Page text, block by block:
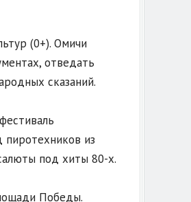
(0+). Омичи
отведать
сказаний.
из
под хиты 80-х.
Победы.